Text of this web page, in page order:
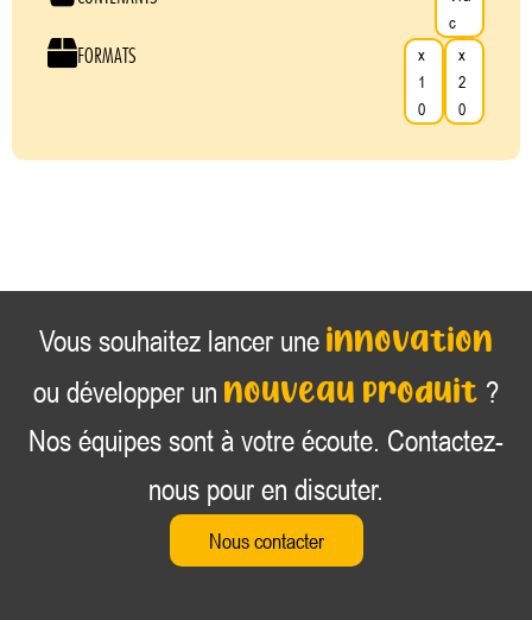
c
FORMATS
x
1
0
x
2
0
Vous souhaitez lancer une innovation
ou développer un nouveau produit ?
Nos équipes sont à votre écoute. Contactez-
nous pour en discuter.
Nous contacter